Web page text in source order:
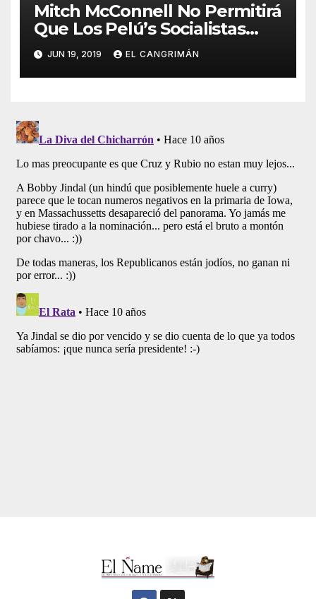
Mitch McConnell No Permitirá
Que Los Pelú’s Socialistas
Comunistas Del PNP Logren
La Estadidad
JUN 19, 2019 EL CANGRIMÁN